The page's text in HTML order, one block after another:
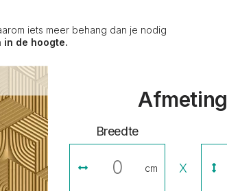
iets meer behang dan je nodig
in de hoogte.
Afmeting
Breedte
cm X